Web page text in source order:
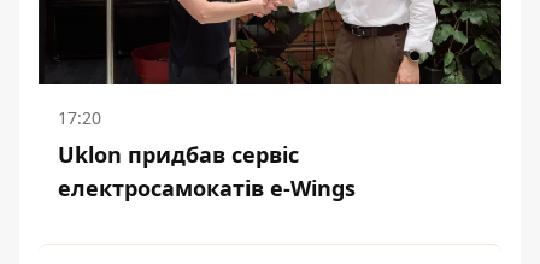
17:20
Uklon придбав сервіс
електросамокатів e-Wings